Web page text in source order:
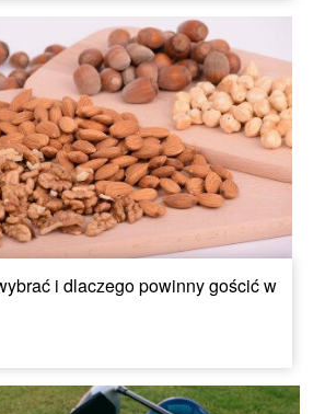
i dlaczego powinny gościć w